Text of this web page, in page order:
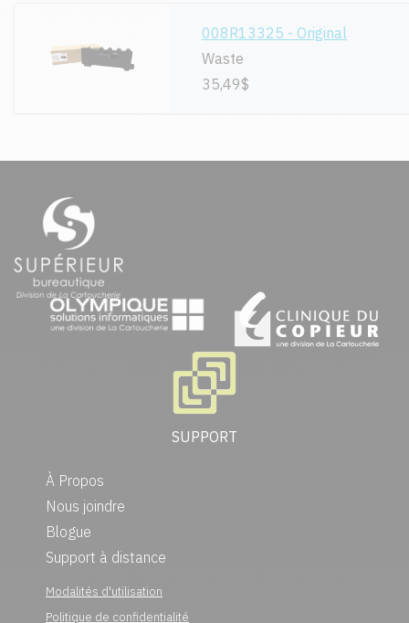
008R13325 - Original
Waste
35,49$
SUPPORT
À Propos
Nous joindre
Blogue
Support à distance
Modalités d'utilisation
Politique de confidentialité